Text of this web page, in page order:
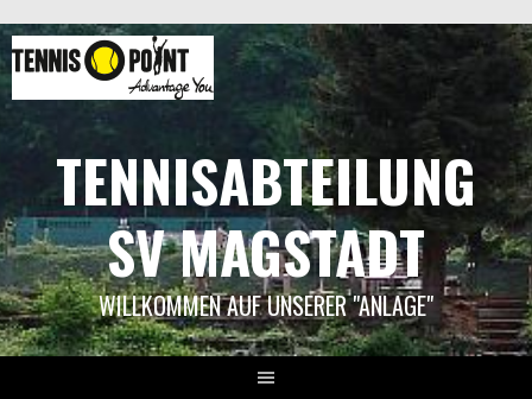
zum
Inhalt
TENNISABTEILUNG
SV MAGSTADT
WILLKOMMEN AUF UNSERER "ANLAGE"